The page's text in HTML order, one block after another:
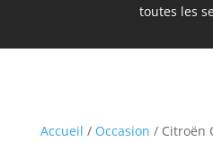
toutes les
Accueil / Occasion / Citroën